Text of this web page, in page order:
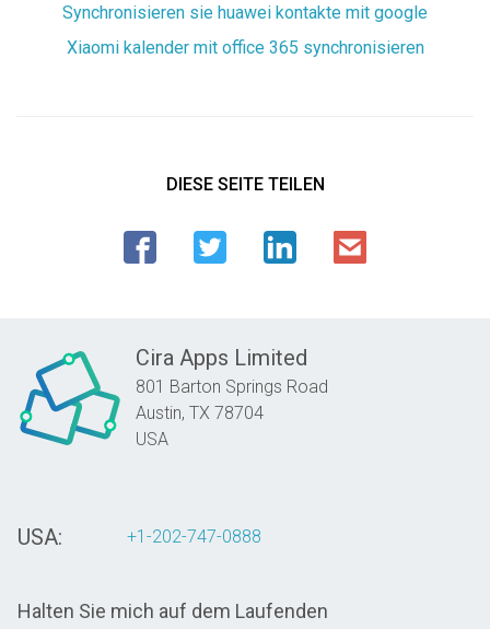
Synchronisieren sie huawei kontakte mit google
Xiaomi kalender mit office 365 synchronisieren
DIESE SEITE TEILEN
Cira Apps Limited
801 Barton Springs Road
Austin, TX 78704
USA
USA: +1-202-747-0888
Halten Sie mich auf dem Laufenden